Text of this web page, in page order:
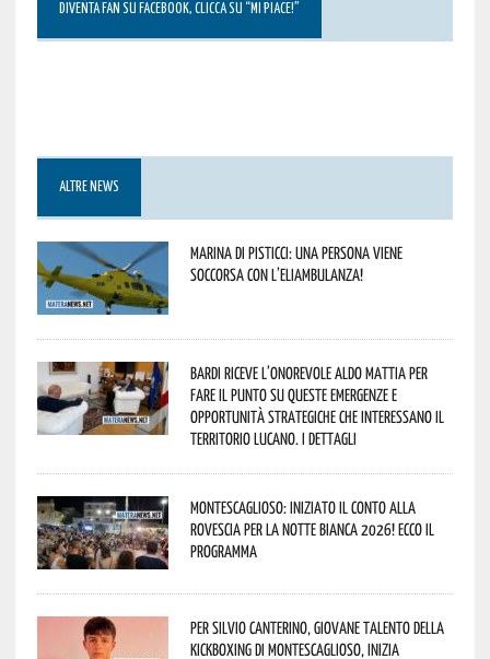
DIVENTA FAN SU FACEBOOK, CLICCA SU “MI PIACE!”
ALTRE NEWS
Marina di Pisticci: una persona viene
soccorsa con l’eliambulanza!
Bardi riceve l’onorevole Aldo Mattia per
fare il punto su queste emergenze e
opportunità strategiche che interessano il
territorio lucano. I dettagli
Montescaglioso: iniziato il conto alla
rovescia per la Notte Bianca 2026! Ecco il
programma
Per Silvio Canterino, giovane talento della
kickboxing di Montescaglioso, inizia